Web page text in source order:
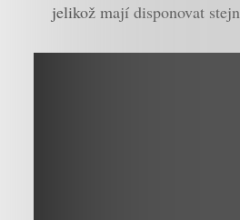
jelikož mají disponovat